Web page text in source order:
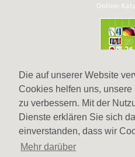
Die auf unserer Website
Cookies helfen uns, unsere
zu verbessern. Mit der
Dienste erklären Sie sich
einverstanden, dass wir
Mehr darüber
Online-
Werbeartikel